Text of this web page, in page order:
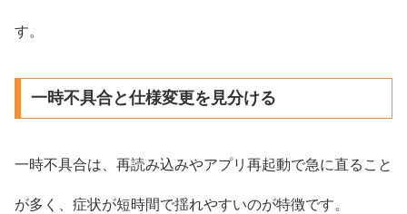
す。
一時不具合と仕様変更を見分ける
一時不具合は、再読み込みやアプリ再起動で急に直ること
が多く、症状が短時間で揺れやすいのが特徴です。